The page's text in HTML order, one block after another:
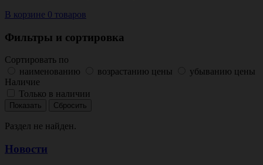
В корзине 0 товаров
Фильтры и сортировка
Сортировать по
наименованию
возрастанию цены
убыванию цены
Наличие
Только в наличии
Раздел не найден.
Новости